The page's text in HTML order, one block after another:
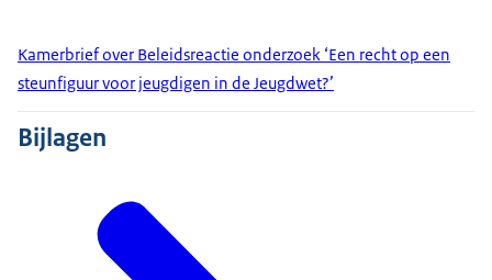
Kamerbrief over Beleidsreactie onderzoek ‘Een recht op een
steunfiguur voor jeugdigen in de Jeugdwet?’
Bijlagen